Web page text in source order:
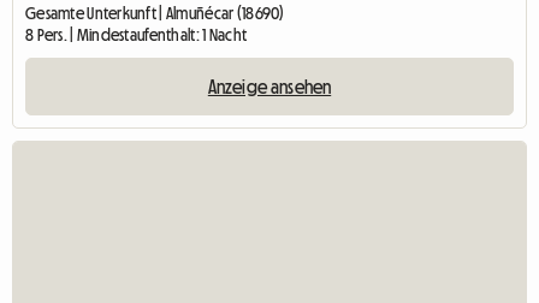
Gesamte Unterkunft | Almuñécar (18690)
8 Pers. | Mindestaufenthalt: 1 Nacht
Anzeige ansehen